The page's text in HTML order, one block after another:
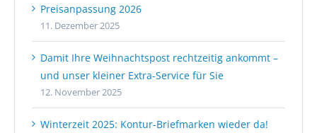
Preisanpassung 2026
11. Dezember 2025
Damit Ihre Weihnachtspost rechtzeitig ankommt –
und unser kleiner Extra-Service für Sie
12. November 2025
Winterzeit 2025: Kontur-Briefmarken wieder da!